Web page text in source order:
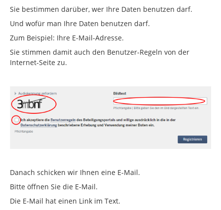
Sie bestimmen darüber, wer Ihre Daten benutzen darf.
Und wofür man Ihre Daten benutzen darf.
Zum Beispiel: Ihre E-Mail-Adresse.
Sie stimmen damit auch den Benutzer-Regeln von der
Internet-Seite zu.
Danach schicken wir Ihnen eine E-Mail.
Bitte öffnen Sie die E-Mail.
Die E-Mail hat einen Link im Text.